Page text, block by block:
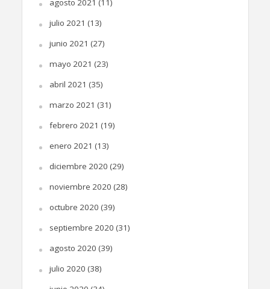
agosto 2021 (11)
julio 2021 (13)
junio 2021 (27)
mayo 2021 (23)
abril 2021 (35)
marzo 2021 (31)
febrero 2021 (19)
enero 2021 (13)
diciembre 2020 (29)
noviembre 2020 (28)
octubre 2020 (39)
septiembre 2020 (31)
agosto 2020 (39)
julio 2020 (38)